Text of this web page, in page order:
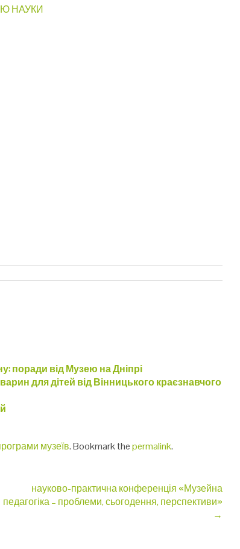
НАУКИ
поради від Музею на Дніпрі
для дітей від Вінницького краєзнавчого
музеїв. Bookmark thepermalink.
науково-практична конференція «Музейна
педагогіка – проблеми, сьогодення, перспективи»
→